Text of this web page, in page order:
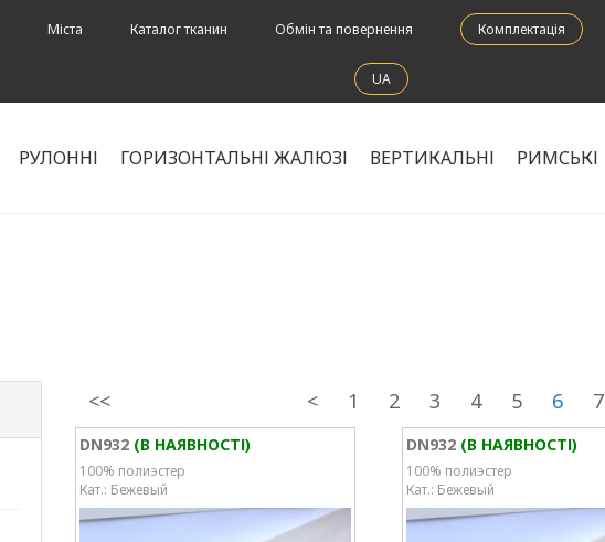
Міста Каталог тканин Обмін та повернення Комплектація
UA
РУЛОННІ ГОРИЗОНТАЛЬНІ ЖАЛЮЗІ ВЕРТИКАЛЬНІ РИМСЬКІ
<< < 1 2 3 4 5 6 7
DN932 (В НАЯВНОСТІ)
100% полиэстер
Кат.: Бежевый
DN932 (В НАЯВНОСТІ)
100% полиэстер
Кат.: Бежевый